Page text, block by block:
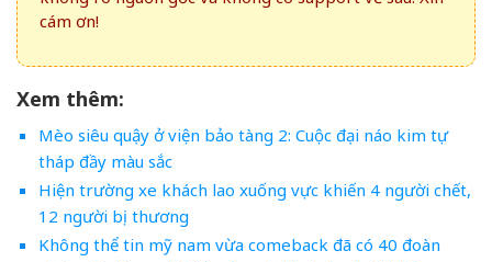
cám ơn!
Xem thêm:
Mèo siêu quậy ở viện bảo tàng 2: Cuộc đại náo kim tự
tháp đầy màu sắc
Hiện trường xe khách lao xuống vực khiến 4 người chết,
12 người bị thương
Không thể tin mỹ nam vừa comeback đã có 40 đoàn